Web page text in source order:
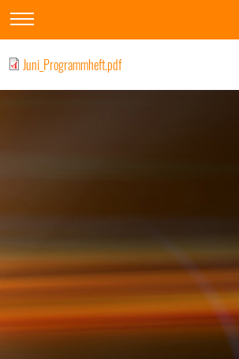
Juni_Programmheft.pdf